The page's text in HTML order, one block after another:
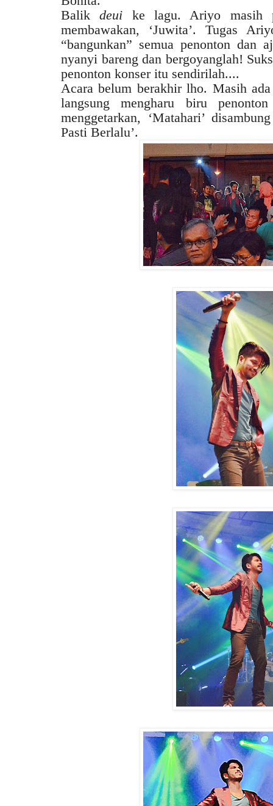
Balikdeui ke lagu. Ariyo masih
membawakan, ‘Juwita’. Tugas
“bangunkan” semua penonton dan
nyanyi bareng dan bergoyanglah!
penonton konser itu sendirilah....
Acara belum berakhir lho. Masih
langsung mengharu biru
menggetarkan, ‘Matahari’
Pasti Berlalu’.